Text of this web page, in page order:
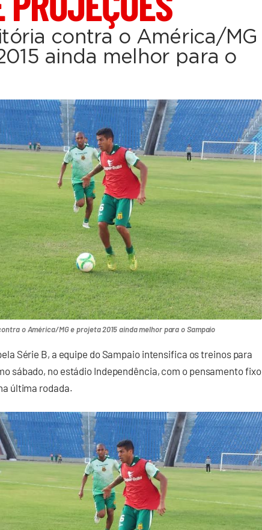
contra o América/MG
ainda melhor para o
o América/MG e projeta 2015 ainda melhor para o Sampaio
Série B, a equipe do Sampaio intensifica os treinos para
sábado, no estádio Independência, com o pensamento fixo
última rodada.